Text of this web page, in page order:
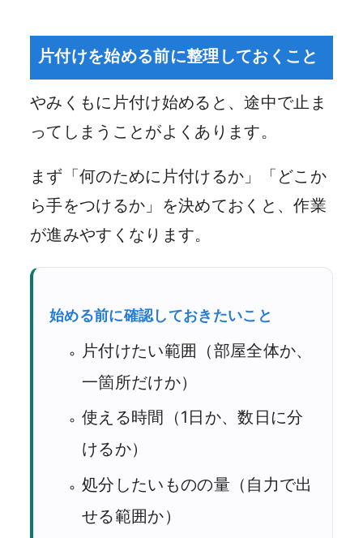
片付けを始める前に整理しておくこと
やみくもに片付け始めると、途中で止ま
ってしまうことがよくあります。
まず「何のために片付けるか」「どこか
ら手をつけるか」を決めておくと、作業
が進みやすくなります。
始める前に確認しておきたいこと
片付けたい範囲（部屋全体か、
一箇所だけか）
使える時間（1日か、数日に分
けるか）
処分したいものの量（自力で出
せる範囲か）